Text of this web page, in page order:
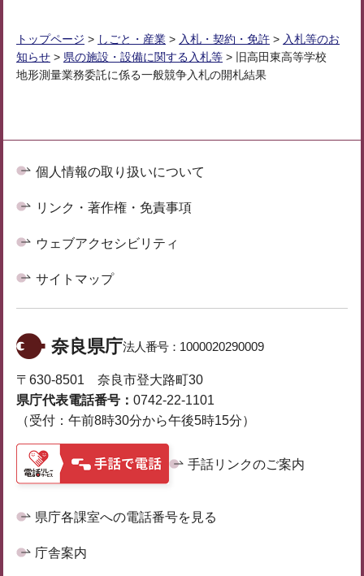
トップページ > しごと・産業 > 入札・契約・免許 > 入札等のお
知らせ > 県の施設・設備に関する入札等 > 旧高田東高等学校
地形測量業務委託に係る一般競争入札の開札結果
個人情報の取り扱いについて
リンク・著作権・免責事項
ウェブアクセシビリティ
サイトマップ
奈良県庁法人番号： 1000020290009
〒630-8501 奈良市登大路町30
県庁代表電話番号： 0742-22-1101
（受付：午前8時30分から午後5時15分）
手話リンクのご案内
県庁各課室への電話番号を見る
庁舎案内